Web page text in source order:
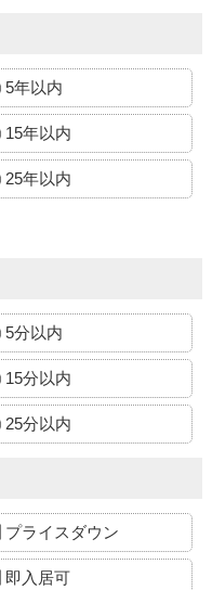
5年以内
15年以内
25年以内
5分以内
15分以内
25分以内
プライスダウン
即入居可